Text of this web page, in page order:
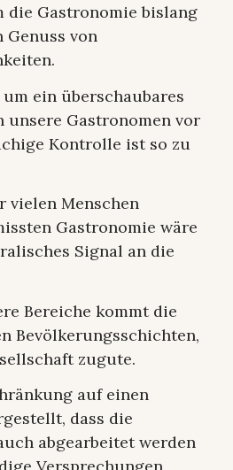
die Gastronomie bislang
von
ein überschaubares
unsere Gastronomen vor
Kontrolle ist so zu
vielen Menschen
Gastronomie wäre
Signal an die
Bereiche kommt die
Bevölkerungsschichten,
zugute.
auf einen
dass die
abgearbeitet werden